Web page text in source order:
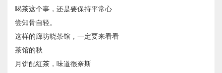
喝茶这个事，还是要保持平常心
尝知骨自轻。
这样的廊坊晓茶馆，一定要来看看
茶馆的秋
月饼配红茶，味道很奈斯